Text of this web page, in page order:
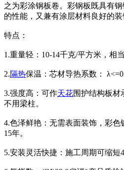
之为彩涂钢板卷。彩钢板既具有
的性能，又兼有涂层材料良好的
特点：
1.重量轻：10-14千克/平方米，相
2.隔热保温：芯材导热系数：
3.强度高：可作天花围护结构板材
不用梁柱。
4.色泽鲜艳：无需表面装饰，彩
15年。
5.安装灵活快捷：施工周期可缩短